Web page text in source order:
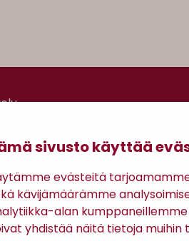
sivusto käyttää
evästeitä
kävijämäärämme
alan
yhdistää näitä tietoja
Café